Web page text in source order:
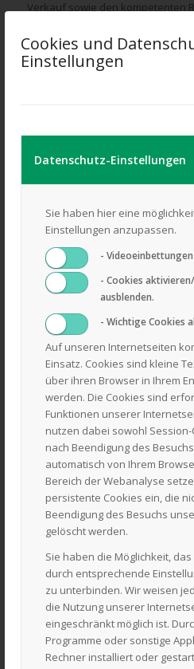
Cookies und
Einstellungen
Datenschutz-Einstellungen
Sie haben hier eine
Einstellungen anzupassen.
-
- Cookies
ausblenden.
- Wichtige Cookies
Auf unseren Internetseiten
Einsatz. Cookies sind kleine
über ihren Browser in Ihrem
werden. Die Cookies sind
Funktionen unserer
nutzen dabei sowohl
nach Beendigung des
automatisch von Ihrem
Bereich der Webanalyse
persistente Cookies ein, die
Beendigung des Besuchs
gelöscht werden.
Sie haben die Möglichkeit,
durch entsprechende
zu unterbinden. Wir weisen
die Nutzung unserer
eingeschränkt möglich ist.
Programme oder sonstige
Rechner installiert oder
Verkauf sowie den kompetenten
Bei uns stehen der persönliche
Professionalität im Vordergrund.
Kosten- & Zeitrahmen ab, damit
Garantiearbeiten durchführen
Fachpersonal verfügt über die
durchführen zu können.
Unsere Gartengeräte für Sie im
Benzinrasenmäher
Elektrorasenmäher
Akkurasenmäher
Vertikutierer
Motorsägen
Freischneider
Laubbläser
Heckenscheren
Rasentraktoren
Kehrbesen
Balkenmäher
Schneefräsen
Motorhacken
Unsere Leistungen für Sie rund
Reparatur aller Gartengeräte
Inspektion für alle